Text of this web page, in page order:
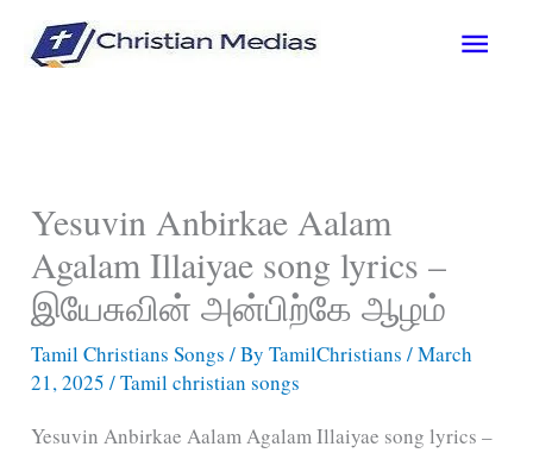
Main
Yesuvin Anbirkae Aalam
Agalam Illaiyae song lyrics –
இயேசுவின் அன்பிற்கே ஆழம்
Tamil Christians Songs / ByTamilChristians/March
21, 2025/Tamil christian songs
Yesuvin Anbirkae Aalam Agalam Illaiyae song lyrics –